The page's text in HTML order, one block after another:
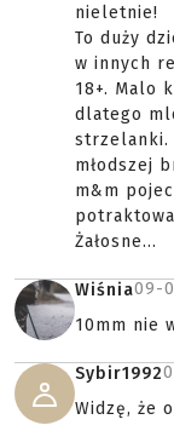
nieletnie!
To duży
w innych
18+. Malo
dlatego
strzelanki.
młodszej
m&m
Żałosne...
Wiśnia09-
10mm nie
Sybir1992
Widzę, że